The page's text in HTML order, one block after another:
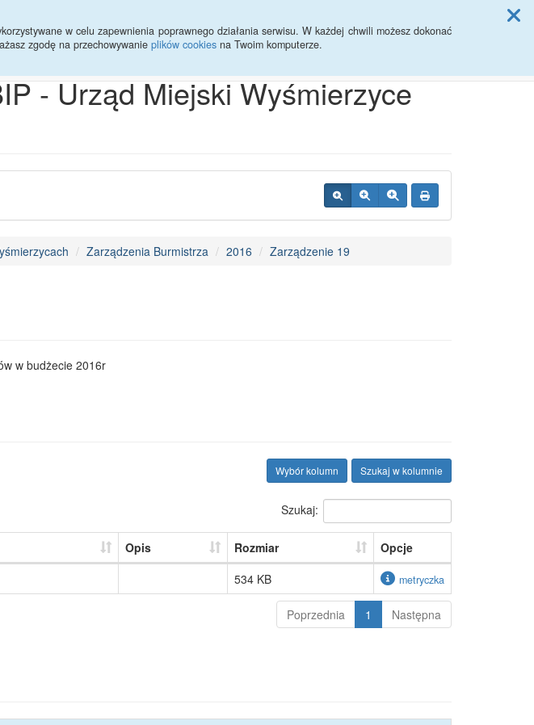
w celu zapewnienia poprawnego działania serwisu. W każdej chwili możesz dokonać
zgodę na przechowywanie plików cookies na Twoim komputerze.
Przycisk wyszukaj duży
- Urząd Miejski Wyśmierzyce
Zarządzenia Burmistrza 2016 Zarządzenie 19
w budżecie 2016r
Szukaj w kolumnie
Wybór kolumn
Szukaj:
Opis Rozmiar
Opcje
534 KB metryczka
Poprzednia 1 Następna